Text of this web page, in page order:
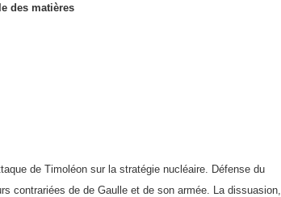
des matières
de Ti­moléon sur la stratégie nucléaire. Défense du
contrariées de de Gaulle et de son armée. La dissuasion,